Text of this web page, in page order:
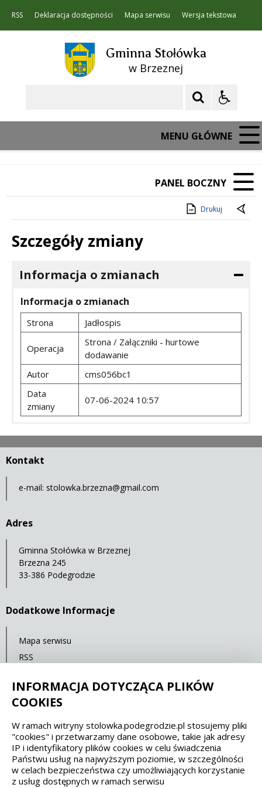
RSS Deklaracja dostępności Mapa serwisu Wersja tekstowa
Gminna Stołówka
w Brzeznej
MENU GŁÓWNE
PANEL BOCZNY
Drukuj
Szczegóły zmiany
Informacja o zmianach
Informacja o zmianach
Strona Jadłospis
Operacja
Strona / Załączniki - hurtowe
dodawanie
Autor
cms056bc1
Data
zmiany
07-06-2024 10:57
Kontakt
e-mail: stolowka.brzezna@gmail.com
Adres
Gminna Stołówka w Brzeznej
Brzezna 245
33-386 Podegrodzie
Dodatkowe Informacje
Mapa serwisu
RSS
Ostatnia aktualizacja: 27.10.2021 12:00
Spełniamy standardy dostępności oraz W3C
WCAG 2.1 SECTION 508 EAA/EN 301549
IS 5568
INFORMACJA DOTYCZĄCA PLIKÓW
COOKIES
W ramach witryny stolowka.podegrodzie.pl stosujemy pliki
"cookies" i przetwarzamy dane osobowe, takie jak adresy
IP i identyfikatory plików cookies w celu świadczenia
Państwu usług na najwyższym poziomie, w szczególności
w celach bezpieczeństwa czy umożliwiających korzystanie
z usług dostępnych w ramach serwisu